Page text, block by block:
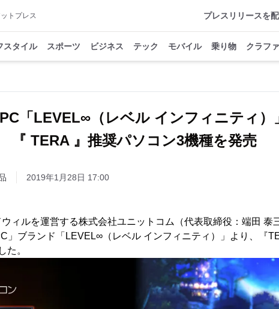
トプレス プレスリリースを
スタイル スポーツ ビジネス テック モバイル 乗り物 クラフ
「LEVEL∞（レベル インフィニティ）
『 TERA 』推奨パソコン3機種を発売
2019年1月28日 17:00
ィルを運営する株式会社ユニットコム（代表取締役：端田 泰
」ブランド「LEVEL∞（レベル インフィニティ）」より、『
た。